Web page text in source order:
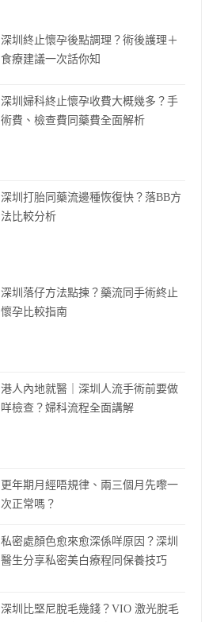
深圳終止懷孕後點調理？術後護理＋
食療建議一次話你知
深圳婦科終止懷孕收費大概幾多？手
術費、檢查費同藥費全面解析
深圳打胎同藥流邊種恢復快？落BB方
法比較分析
深圳落仔方法點揀？藥流同手術終止
懷孕比較指南
港人內地就醫｜深圳人流手術前要做
咩檢查？婦科流程全面講解
更年期月經唔規律、兩三個月先嚟一
次正常嗎？
私密處顏色愈來愈深係咩原因？深圳
醫生分享私密美白療程同保養技巧
深圳比堅尼脫毛幾錢？VIO 激光脫毛